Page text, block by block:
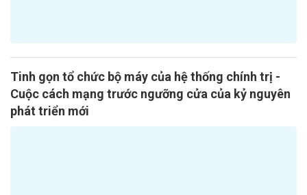
Tinh gọn tổ chức bộ máy của hệ thống chính trị -
Cuộc cách mạng trước ngưỡng cửa của kỷ nguyên
phát triển mới